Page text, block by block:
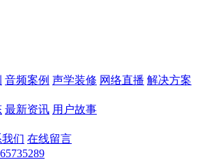
音频案例 声学装修 网络直播 解决方案
最新资讯 用户故事
们 在线留言